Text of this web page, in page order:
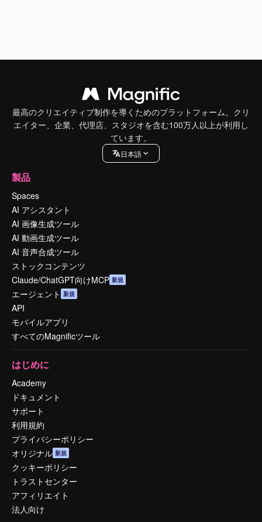
最高のクリエイティブ制作を導くためのプラットフォーム。クリ
エイター、企業、代理店、スタジオを含む100万人以上が利用し
ています。
日本語
製品
Spaces
AI アシスタント
AI 画像生成ツール
AI 動画生成ツール
AI 音声合成ツール
ストックコンテンツ
Claude/ChatGPT向けMCP 新規
エージェント 新規
API
モバイルアプリ
すべてのMagnificツール
はじめに
Academy
ドキュメント
サポート
利用規約
プライバシーポリシー
オリジナル 新規
クッキーポリシー
トラストセンター
アフィリエイト
法人向け